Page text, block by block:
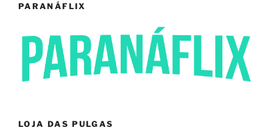
PARANÁFLIX
LOJA DAS PULGAS